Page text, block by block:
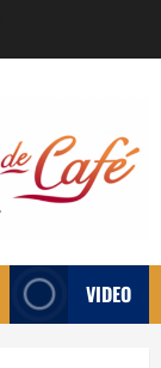
VIDEO